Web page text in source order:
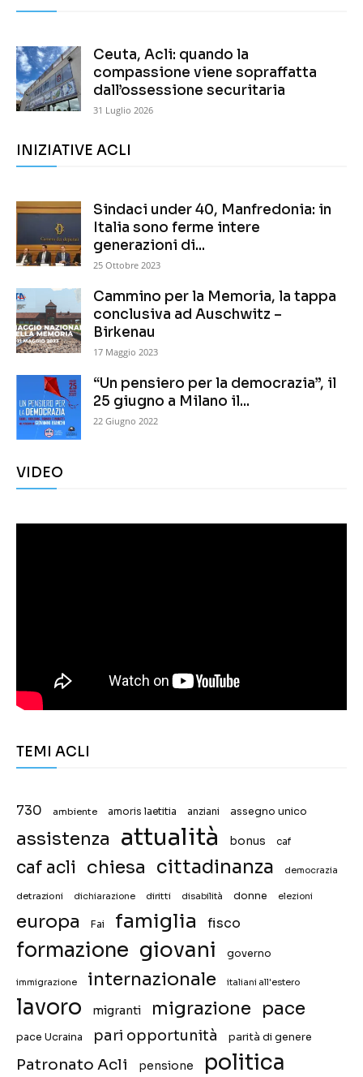
Ceuta, Acli: quando la
compassione viene sopraffatta
dall’ossessione securitaria
31 Luglio 2026
INIZIATIVE ACLI
Sindaci under 40, Manfredonia: in
Italia sono ferme intere
generazioni di...
25 Ottobre 2023
Cammino per la Memoria, la tappa
conclusiva ad Auschwitz –
Birkenau
17 Maggio 2023
“Un pensiero per la democrazia”, il
25 giugno a Milano il...
22 Giugno 2022
VIDEO
TEMI ACLI
730 ambiente amoris laetitia anziani assegno unico
assistenza attualità bonus caf
caf acli chiesa cittadinanza democrazia
detrazioni dichiarazione diritti disabilità donne elezioni
europa Fai famiglia fisco
formazione giovani governo
immigrazione internazionale italiani all'estero
lavoro migranti migrazione pace
pace Ucraina pari opportunità parità di genere
Patronato Acli pensione politica